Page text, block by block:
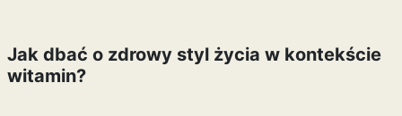
Jak dbać o zdrowy styl życia w kontekście
witamin?